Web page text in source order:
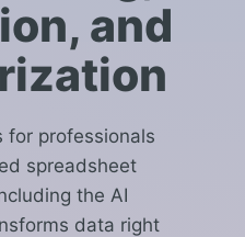
and
for professionals
spreadsheet
the AI
data right